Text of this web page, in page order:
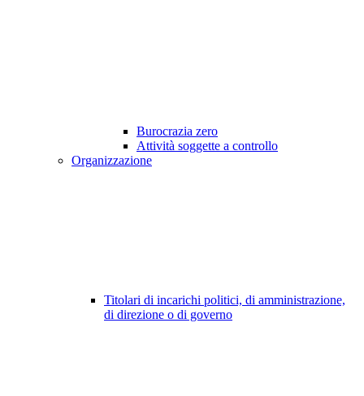
Burocrazia zero
Attività soggette a controllo
Organizzazione
Titolari di incarichi politici, di amministrazione,
di direzione o di governo